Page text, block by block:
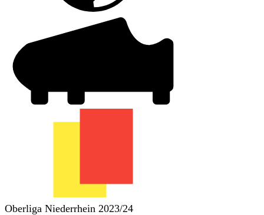
Oberliga Niederrhein 2023/24